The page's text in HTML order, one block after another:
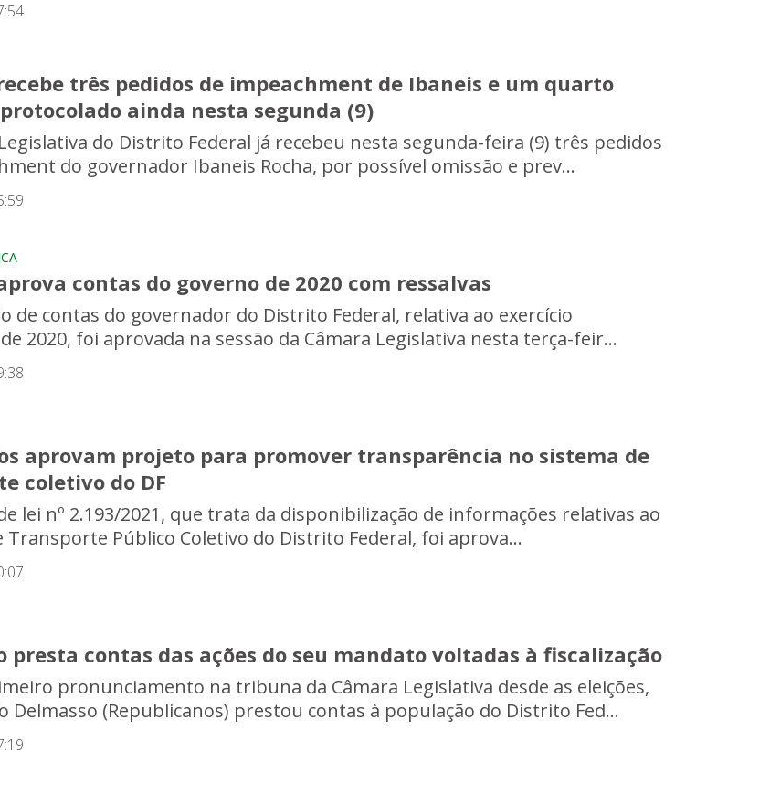
três pedidos de impeachment de Ibaneis e um quarto
ainda nesta segunda (9)
do Distrito Federal já recebeu nesta segunda-feira (9) três pedidos
do governador Ibaneis Rocha, por possível omissão e prev...
contas do governo de 2020 com ressalvas
de contas do governador do Distrito Federal, relativa ao exercício
2020, foi aprovada na sessão da Câmara Legislativa nesta terça-feir...
aprovam projeto para promover transparência no sistema de
coletivo do DF
lei nº 2.193/2021, que trata da disponibilização de informações relativas ao
Transporte Público Coletivo do Distrito Federal, foi aprova...
presta contas das ações do seu mandato voltadas à fiscalização
pronunciamento na tribuna da Câmara Legislativa desde as eleições,
Delmasso (Republicanos) prestou contas à população do Distrito Fed...